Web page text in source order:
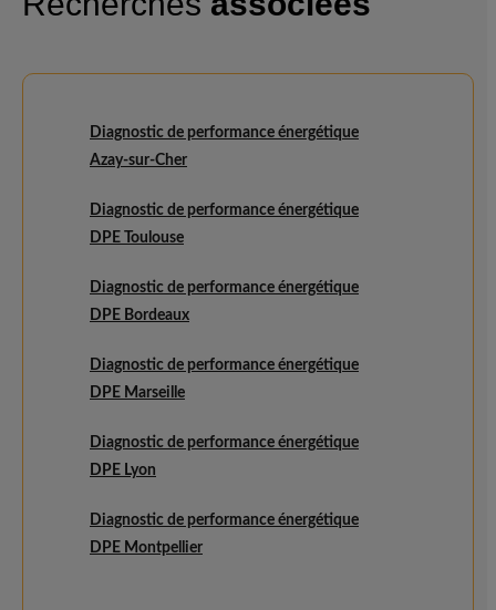
Diagnostic de performance énergétique
Azay-sur-Cher
Diagnostic de performance énergétique
DPE Toulouse
Diagnostic de performance énergétique
DPE Bordeaux
Diagnostic de performance énergétique
DPE Marseille
Diagnostic de performance énergétique
DPE Lyon
Diagnostic de performance énergétique
DPE Montpellier